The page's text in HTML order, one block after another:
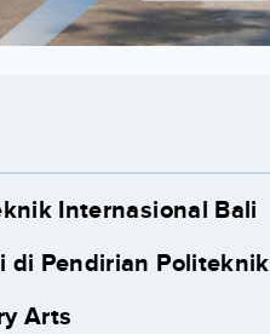
Internasional Bali
di Pendirian
Arts